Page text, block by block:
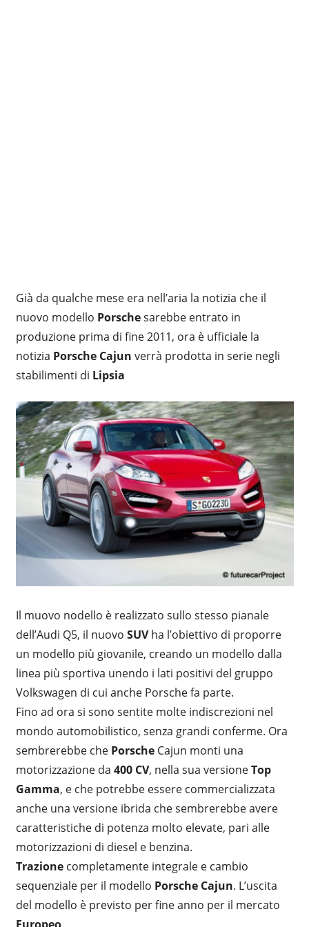
Già da qualche mese era nell’aria la notizia che il
nuovo modello Porschesarebbe entrato in
produzione prima di fine 2011, ora è ufficiale la
notizia Porsche Cajun verrà prodotta in serie negli
stabilimenti di Lipsia
Il muovo nodello è realizzato sullo stesso pianale
dell’Audi Q5, il nuovo SUVha l’obiettivo di proporre
un modello più giovanile, creando un modello dalla
linea più sportiva unendo i lati positivi del gruppo
Volkswagen di cui anche Porsche fa parte.
Fino ad ora si sono sentite molte indiscrezioni nel
mondo automobilistico, senza grandi conferme. Ora
sembrerebbe che Porsche Cajun monti una
motorizzazione da 400 CV, nella sua versioneTop
Gamma, e che potrebbe essere commercializzata
anche una versione ibrida che sembrerebbe avere
caratteristiche di potenza molto elevate, pari alle
motorizzazioni di diesel e benzina.
Trazione completamente integrale e cambio
sequenziale per il modello Porsche Cajun. L’uscita
del modello è previsto per fine anno per il mercato